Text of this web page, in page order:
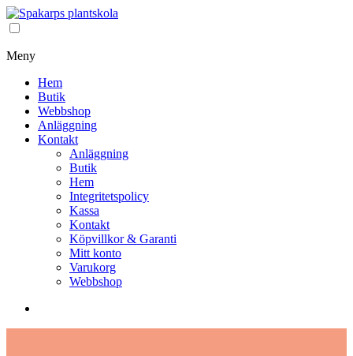
Meny
Hem
Butik
Webbshop
Anläggning
Kontakt
Anläggning
Butik
Hem
Integritetspolicy
Kassa
Kontakt
Köpvillkor & Garanti
Mitt konto
Varukorg
Webbshop